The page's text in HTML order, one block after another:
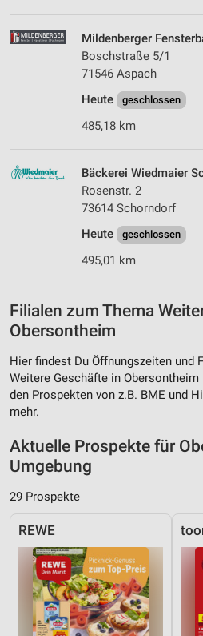
Mildenberger
Boschstraße 5/1
71546 Aspach
Heute
geschlossen
485,18 km
Bäckerei Wiedmaier
Rosenstr. 2
73614 Schorndorf
Heute
geschlossen
495,01 km
Filialen zum Thema
Obersontheim
Hier findest Du Öffnungszeiten und
Weitere Geschäfte in
den Prospekten von z.B. BME und
mehr.
Aktuelle Prospekte für
Umgebung
29 Prospekte
REWE